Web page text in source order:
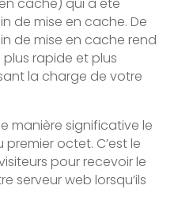
de mise en cache. De
de mise en cache rend
rapide et plus
la charge de votre
manière significative le
octet. C’est le
pour recevoir le
serveur web lorsqu’ils